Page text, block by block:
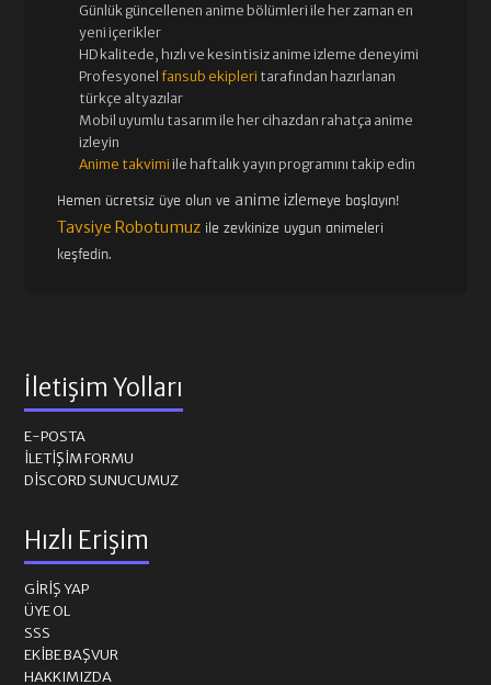
Günlük güncellenen anime bölümleri ile her zaman en
yeni içerikler
HD kalitede, hızlı ve kesintisiz anime izleme deneyimi
Profesyonelfansub ekipleri tarafından hazırlanan
türkçe altyazılar
Mobil uyumlu tasarım ile her cihazdan rahatça anime
izleyin
Anime takvimi ile haftalık yayın programını takip edin
Hemen ücretsiz üye olun ve anime izlemeye başlayın!
Tavsiye Robotumuz ile zevkinize uygun animeleri
keşfedin.
İletişim Yolları
E-POSTA
İLETIŞIM FORMU
DISCORD SUNUCUMUZ
Hızlı Erişim
GIRIŞ YAP
ÜYE OL
SSS
EKIBE BAŞVUR
HAKKIMIZDA